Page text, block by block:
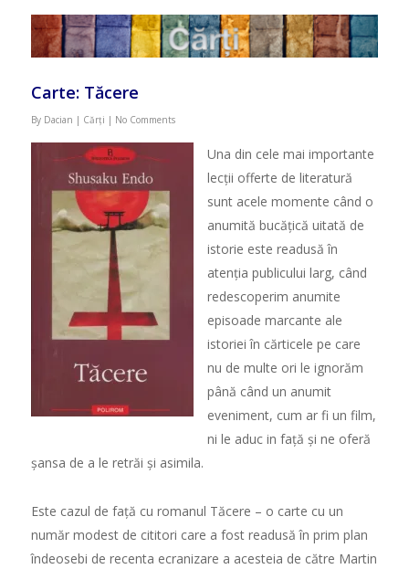
Carte: Tăcere
By Dacian | Cărți | No Comments
Una din cele mai importante
lecții offerte de literatură
sunt acele momente când o
anumită bucățică uitată de
istorie este readusă în
atenția publicului larg, când
redescoperim anumite
episoade marcante ale
istoriei în cărticele pe care
nu de multe ori le ignorăm
până când un anumit
eveniment, cum ar fi un film,
ni le aduc in față și ne oferă
șansa de a le retrăi și asimila.
Este cazul de față cu romanul Tăcere – o carte cu un
număr modest de cititori care a fost readusă în prim plan
îndeosebi de recenta ecranizare a acesteia de către Martin